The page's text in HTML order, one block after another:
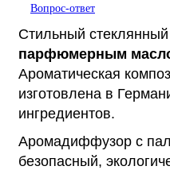
Вопрос-ответ
Стильный
парфюмерным
Ароматическая
изготовлена в
ингредиентов.
Аромадиффузор с
безопасный,